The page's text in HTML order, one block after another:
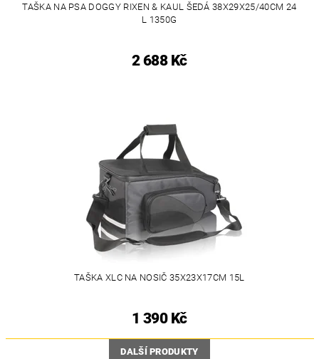
TAŠKA NA PSA DOGGY RIXEN & KAUL ŠEDÁ 38X29X25/40CM 24
L 1350G
2 688 Kč
TAŠKA XLC NA NOSIČ 35X23X17CM 15L
1 390 Kč
DALŠÍ PRODUKTY